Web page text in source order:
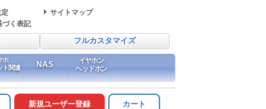
サイトマップ
づく表記
フルカスタマイズ
ホ
ト関連
NAS
イヤホン
ヘッドホン
新規ユーザー登録 カート